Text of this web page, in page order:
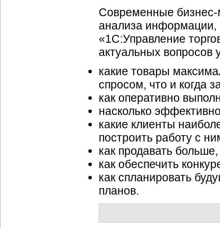
Современные бизнес-
анализа информации,
«1С:Управление
актуальных вопросов
какие товары
спросом, что и когда
как оперативно
насколько
какие клиенты
построить работу с
как продавать
как обеспечить
как спланировать
планов.